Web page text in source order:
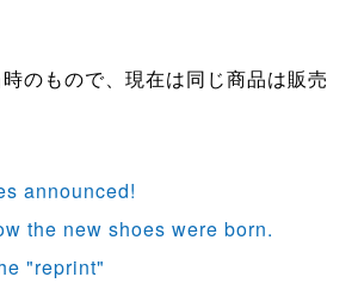
のもので、現在は同じ商品は販売
announced!
the new shoes were born.
"reprint"